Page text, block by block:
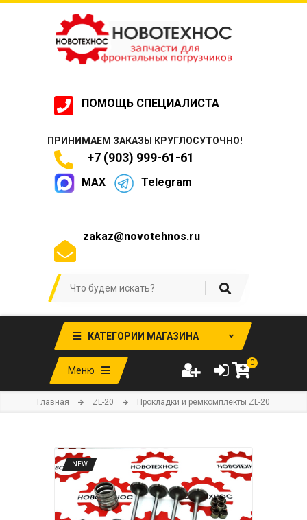
ПОМОЩЬ СПЕЦИАЛИСТА
ПРИНИМАЕМ ЗАКАЗЫ КРУГЛОСУТОЧНО!
+7 (903) 999-61-61
MAX Telegram
zakaz@novotehnos.ru
КАТЕГОРИИ МАГАЗИНА
Меню
0
Главная ZL-20 Прокладки и ремкомплекты ZL-20
NEW